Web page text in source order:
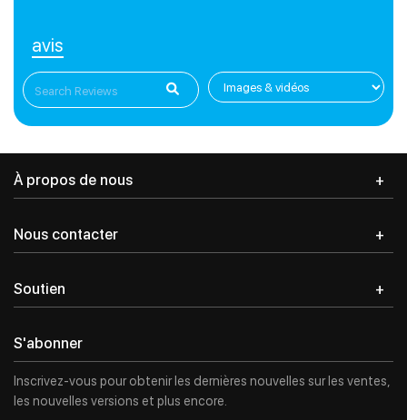
avis
À propos de nous
Nous contacter
Soutien
S'abonner
Inscrivez-vous pour obtenir les dernières nouvelles sur les ventes,
les nouvelles versions et plus encore.